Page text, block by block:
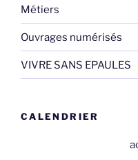
Métiers
Ouvrages numérisés
VIVRE SANS EPAULES
CALENDRIER